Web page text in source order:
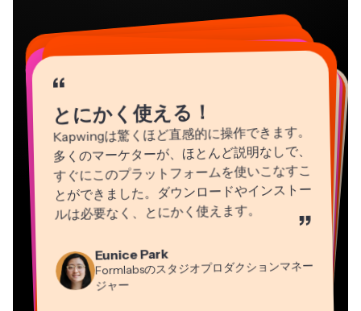
“
とにかく使える！
Kapwingは驚くほど直感的に操作できます。
多くのマーケターが、ほとんど説明なしで、
すぐにこのプラットフォームを使いこなすこ
とができました。ダウンロードやインストー
ルは必要なく、とにかく使えます。 ”
Eunice Park
Formlabsのスタジオプロダクションマネー
ジャー
“
“
Grant Taleck
Panos Papagapiou
EPATHLON社マネージングパートナー
“
Kerry-lee Farla
Gracie Peng
コンテンツ担当ディレクター
“
Martin James
動画エディター
Heidi Rae
教育
“
コンサルタント
Mitch Rawlings
“
Dina Segovia
バーチャルフリーランサー